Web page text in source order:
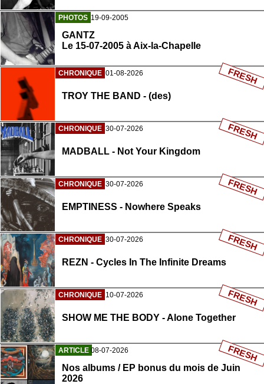
PHOTOS 19-09-2005
GANTZ
Le 15-07-2005 à Aix-la-Chapelle
CHRONIQUE 01-08-2026
TROY THE BAND - (des)
FRESH
CHRONIQUE 30-07-2026
MADBALL - Not Your Kingdom
FRESH
CHRONIQUE 30-07-2026
EMPTINESS - Nowhere Speaks
FRESH
CHRONIQUE 30-07-2026
REZN - Cycles In The Infinite Dreams
FRESH
CHRONIQUE 10-07-2026
SHOW ME THE BODY - Alone Together
FRESH
ARTICLE 08-07-2026
Nos albums / EP bonus du mois de Juin
2026
FRESH